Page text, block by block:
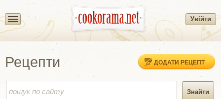
Увійти
Рецепти ДОДАТИ РЕЦЕПТ